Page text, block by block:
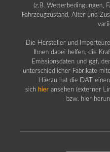
(z.B. Wetterbedingungen,
Fahrzeugzustand, Alter und
Die Hersteller und
Ihnen dabei helfen, die
Emissionsdaten und ggf.
unterschiedlicher Fabrikate
Hierzu hat die DAT
sich hier ansehen (externer
bzw. hier